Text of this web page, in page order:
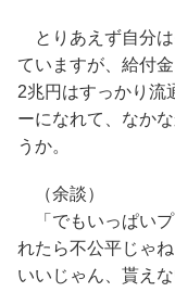
とりあえず自分は
ていますが、給付
2兆円はすっかり流
ーになれて、なか
うか。
（余談）
「でもいっぱいプ
れたら不公平じゃ
いいじゃん、貰え